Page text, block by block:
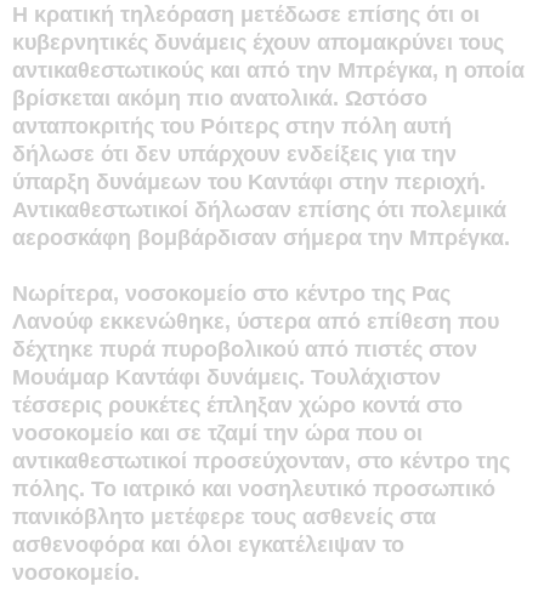
Η κρατική τηλεόραση μετέδωσε επίσης ότι οι
κυβερνητικές δυνάμεις έχουν απομακρύνει τους
αντικαθεστωτικούς και από την Μπρέγκα, η οποία
βρίσκεται ακόμη πιο ανατολικά. Ωστόσο
ανταποκριτής του Ρόιτερς στην πόλη αυτή
δήλωσε ότι δεν υπάρχουν ενδείξεις για την
ύπαρξη δυνάμεων του Καντάφι στην περιοχή.
Αντικαθεστωτικοί δήλωσαν επίσης ότι πολεμικά
αεροσκάφη βομβάρδισαν σήμερα την Μπρέγκα.
Νωρίτερα, νοσοκομείο στο κέντρο της Ρας
Λανούφ εκκενώθηκε, ύστερα από επίθεση που
δέχτηκε πυρά πυροβολικού από πιστές στον
Μουάμαρ Καντάφι δυνάμεις. Τουλάχιστον
τέσσερις ρουκέτες έπληξαν χώρο κοντά στο
νοσοκομείο και σε τζαμί την ώρα που οι
αντικαθεστωτικοί προσεύχονταν, στο κέντρο της
πόλης. Το ιατρικό και νοσηλευτικό προσωπικό
πανικόβλητο μετέφερε τους ασθενείς στα
ασθενοφόρα και όλοι εγκατέλειψαν το
νοσοκομείο.